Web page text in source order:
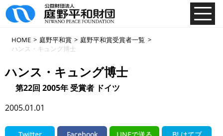
HOME > 庭野平和賞 > 庭野平和賞受賞者一覧 >
ハンス・キュング博士
ハンス・キュング博士
第22回 2005年 受賞者 ドイツ
2005.01.01